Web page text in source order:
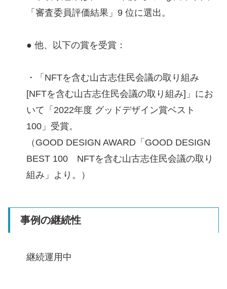
「審査委員評価結果」9 位に選出。
● 他、以下の賞を受賞：
・「NFTを含む山古志住民会議の取り組み
[NFTを含む山古志住民会議の取り組み]」にお
いて「2022年度 グッドデザイン賞ベスト
100」受賞。
（GOOD DESIGN AWARD「GOOD DESIGN
BEST 100 NFTを含む山古志住民会議の取り
組み」より。）
事例の継続性
継続運用中